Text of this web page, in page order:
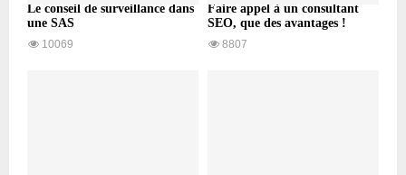
Le conseil de surveillance dans
une SAS
10069
Faire appel à un consultant
SEO, que des avantages !
8807